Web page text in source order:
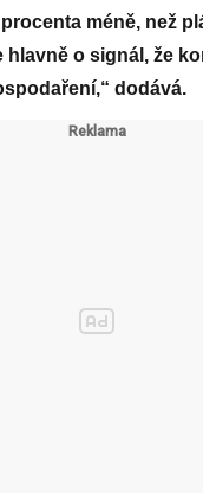
méně, než
hlavně o signál, že
dodává.